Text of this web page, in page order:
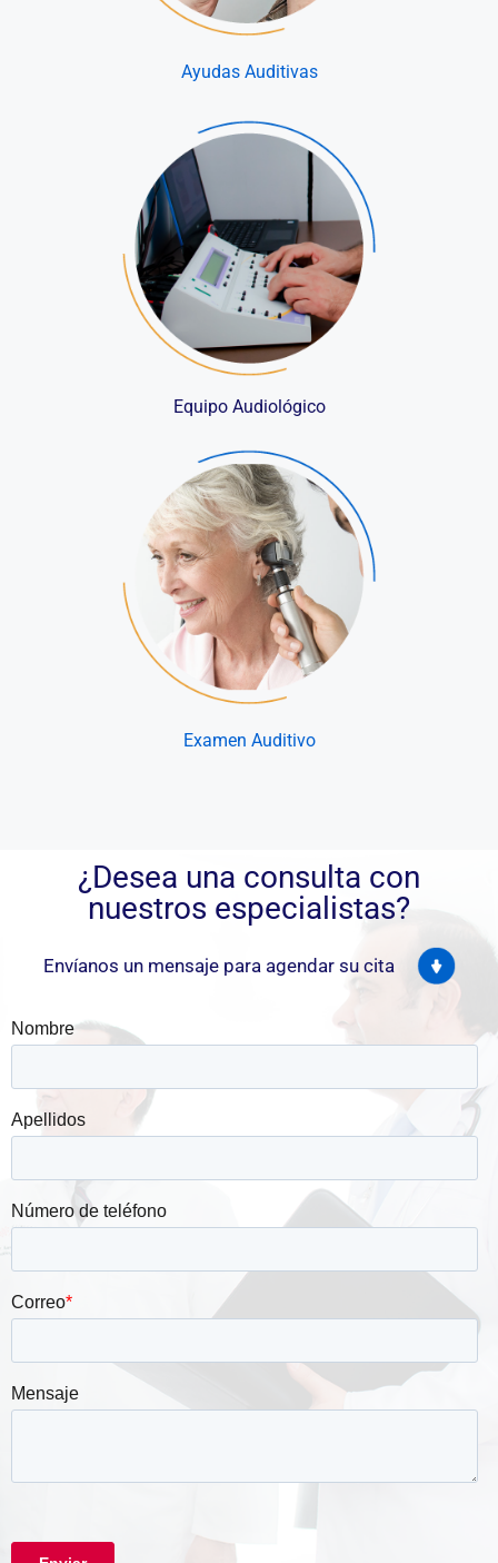
Ayudas Auditivas
Equipo Audiológico
Examen Auditivo
¿Desea una consulta con
nuestros especialistas?
Envíanos un mensaje para agendar su cita